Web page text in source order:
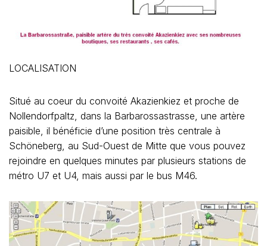
LOCALISATION
Situé au coeur du convoité Akazienkiez et proche de
Nollendorfpaltz, dans la Barbarossastrasse, une artère
paisible, il bénéficie d’une position très centrale à
Schöneberg, au Sud-Ouest de Mitte que vous pouvez
rejoindre en quelques minutes par plusieurs stations de
métro U7 et U4, mais aussi par le bus M46.